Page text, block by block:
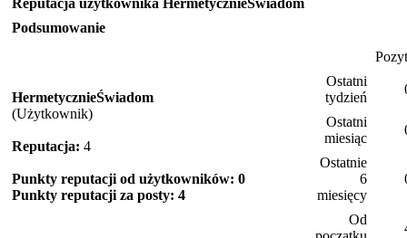
Reputacja użytkownika HermetycznieŚwiadom
Podsumowanie
HermetycznieŚwiadom
(Użytkownik)
Reputacja: 4
Punkty reputacji od użytkowników: 0
Punkty reputacji za posty: 4
Ostatni
tydzień
Ostatni
miesiąc
Ostatnie
6
miesięcy
Od